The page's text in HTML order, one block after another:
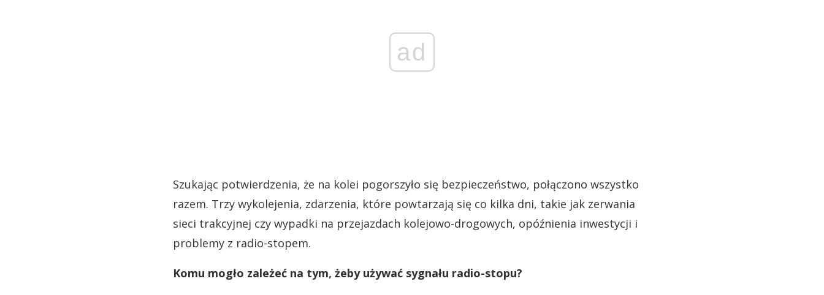
ad
Szukając potwierdzenia, że na kolei pogorszyło się bezpieczeństwo, połączono wszystko
razem. Trzy wykolejenia, zdarzenia, które powtarzają się co kilka dni, takie jak zerwania
sieci trakcyjnej czy wypadki na przejazdach kolejowo-drogowych, opóźnienia inwestycji i
problemy z radio-stopem.
Komu mogło zależeć na tym, żeby używać sygnału radio-stopu?